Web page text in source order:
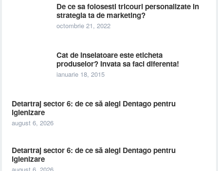
De ce sa folosesti tricouri personalizate in
strategia ta de marketing?
octombrie 21, 2022
Cat de inselatoare este eticheta
produselor? Invata sa faci diferenta!
ianuarie 18, 2015
Detartraj sector 6: de ce să alegi Dentago pentru
igienizare
august 6, 2026
Detartraj sector 6: de ce să alegi Dentago pentru
igienizare